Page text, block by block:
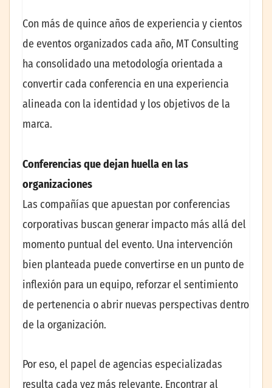
Con más de quince años de experiencia y cientos
de eventos organizados cada año, MT Consulting
ha consolidado una metodología orientada a
convertir cada conferencia en una experiencia
alineada con la identidad y los objetivos de la
marca.
Conferencias que dejan huella en las
organizaciones
Las compañías que apuestan por conferencias
corporativas buscan generar impacto más allá del
momento puntual del evento. Una intervención
bien planteada puede convertirse en un punto de
inflexión para un equipo, reforzar el sentimiento
de pertenencia o abrir nuevas perspectivas dentro
de la organización.
Por eso, el papel de agencias especializadas
resulta cada vez más relevante. Encontrar al